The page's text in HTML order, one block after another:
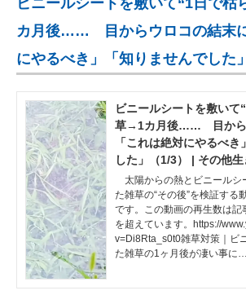
ビニールシートを敷いて“1日で
カ月後…… 目からウロコの結末
にやるべき」「知りませんでした」
ビニールシートを敷いて
草→1カ月後…… 目から
「これは絶対にやるべ
した」（1/3） | その他
太陽からの熱とビニールシ
た雑草の“その後”を検証する
です。この動画の再生数は記
を超えています。https://
v=Di8Rta_s0t0雑草対策｜ビ
た雑草の1ヶ月後が凄い事に…